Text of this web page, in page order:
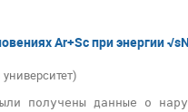
Ar+Sc при энергии
получены данные о